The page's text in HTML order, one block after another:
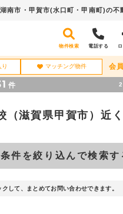
南市・ 甲賀市(水口町・甲南町)の不
物件検索 電話する
り マッチング物件 会
件
（滋賀県甲賀市）近
件を絞り込んで検索す
して、まとめてお問い合わせできます。